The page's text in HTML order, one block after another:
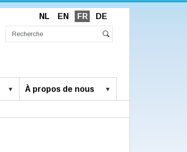
NL EN FR DE
À propos de nous